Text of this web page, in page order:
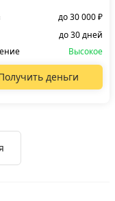
до 30 000 ₽
до 30 дней
Высокое
деньги